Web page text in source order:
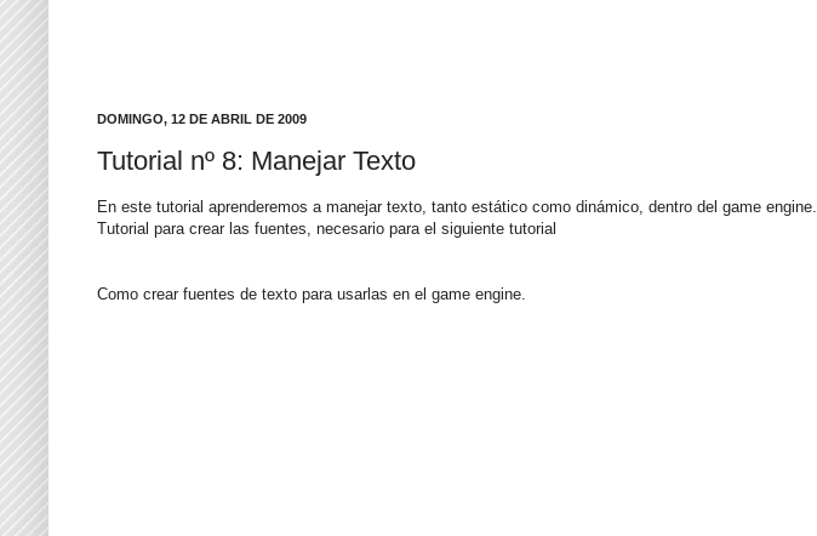
DOMINGO, 12 DE ABRIL DE 2009
Tutorial nº 8: Manejar Texto
En este tutorial aprenderemos a manejar texto, tanto estático como dinámico, dentro del game engine.
Tutorial para crear las fuentes, necesario para el siguiente tutorial
Como crear fuentes de texto para usarlas en el game engine.